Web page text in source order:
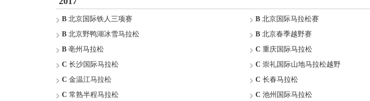
B 北京国际铁人三项赛 B北京国际马拉松赛
B 北京野鸭湖冰雪马拉松 B北京春季越野赛
B 亳州马拉松 C 重庆国际马拉松
C 长沙国际马拉松 C 崇礼国际山地马拉松越野
C 金温江马拉松 C 长春马拉松
C 常熟半程马拉松 C 池州国际马拉松